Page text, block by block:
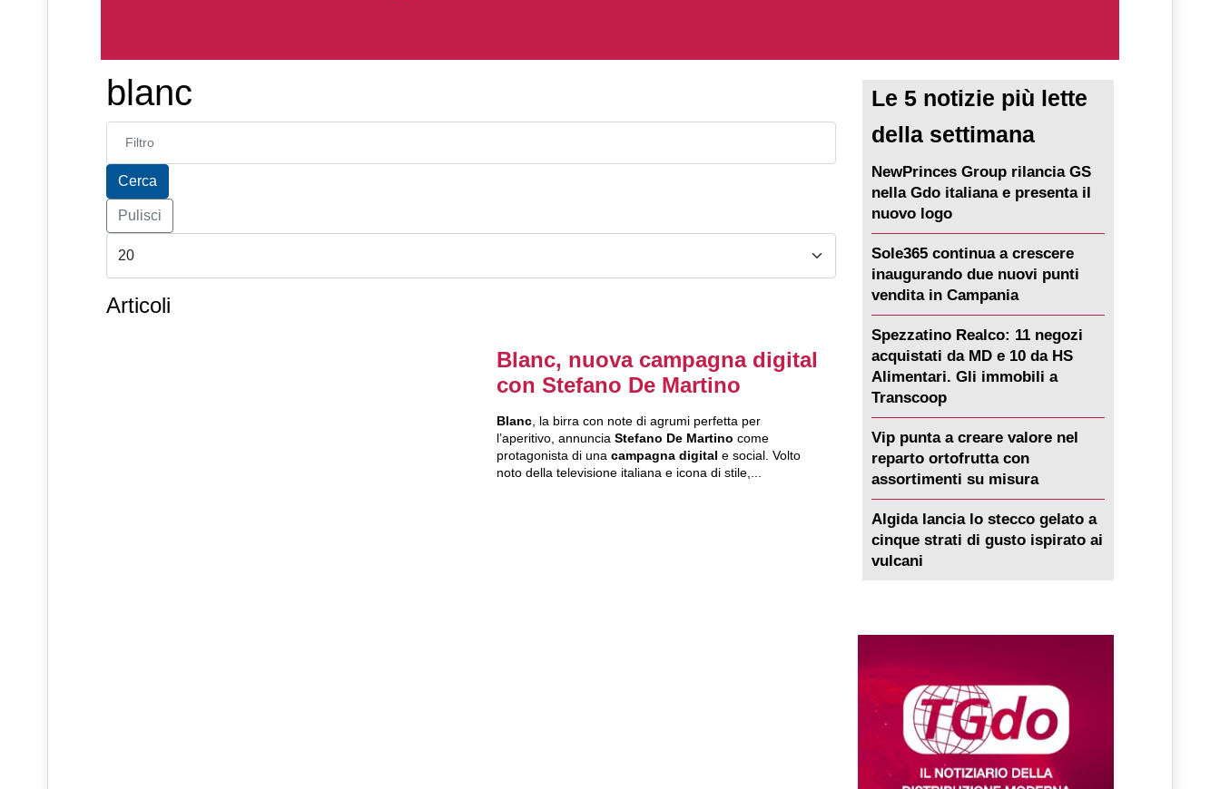
blanc
Inserisci parte del titolo
Cerca
Pulisci
Articoli
Blanc, nuova campagna digital
con Stefano De Martino
Blanc, la birra con note di agrumi perfetta per
l’aperitivo, annuncia Stefano De Martino come
protagonista di una campagna digital e social. Volto
noto della televisione italiana e icona di stile,...
Le 5 notizie più lette
della settimana
NewPrinces Group rilancia GS
nella Gdo italiana e presenta il
nuovo logo
Sole365 continua a crescere
inaugurando due nuovi punti
vendita in Campania
Spezzatino Realco: 11 negozi
acquistati da MD e 10 da HS
Alimentari. Gli immobili a
Transcoop
Vip punta a creare valore nel
reparto ortofrutta con
assortimenti su misura
Algida lancia lo stecco gelato a
cinque strati di gusto ispirato ai
vulcani